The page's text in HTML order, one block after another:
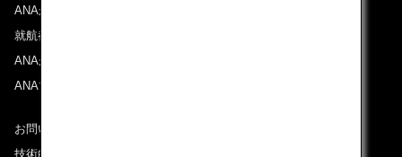
ANAからのお知らせ
就航都市
ANAがお約束する体験
ANAマイレージクラブ
お問い合わせ
技術的なお問い合わせ（推奨環境）